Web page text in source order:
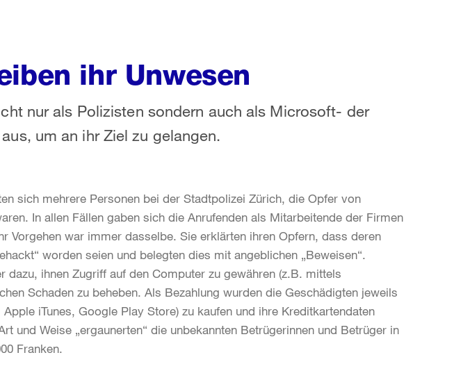
ihr Unwesen
nur als Polizisten sondern auch als Microsoft- der
um an ihr Ziel zu gelangen.
sich mehrere Personen bei der Stadtpolizei Zürich, die Opfer von
In allen Fällen gaben sich die Anrufenden als Mitarbeitende der Firmen
Vorgehen war immer dasselbe. Sie erklärten ihren Opfern, dass deren
worden seien und belegten dies mit angeblichen „Beweisen“.
dazu, ihnen Zugriff auf den Computer zu gewähren (z.B. mittels
Schaden zu beheben. Als Bezahlung wurden die Geschädigten jeweils
iTunes, Google Play Store) zu kaufen und ihre Kreditkartendaten
und Weise „ergaunerten“ die unbekannten Betrügerinnen und Betrüger in
Franken.